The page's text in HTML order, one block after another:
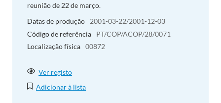
reunião de 22 de março.
Datas de produção
2001-03-22/2001-12-03
Código de referência
PT/COP/ACOP/28/0071
Localização física 00872
Ver registo
Adicionar à lista